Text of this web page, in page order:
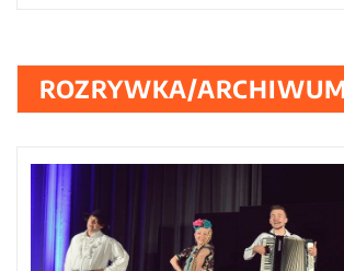
ROZRYWKA/